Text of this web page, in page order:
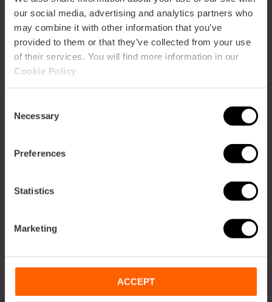
our social media, advertising and analytics partners who
may combine it with other information that you’ve
provided to them or that they’ve collected from your use
of their services. You will find more information in our
Cookie Policy
Selection
Necessary
Preferences
Statistics
Marketing
ACCEPT
Valencia Tourist Card 7 jours + Bus
touristique 24 heures
À partir de